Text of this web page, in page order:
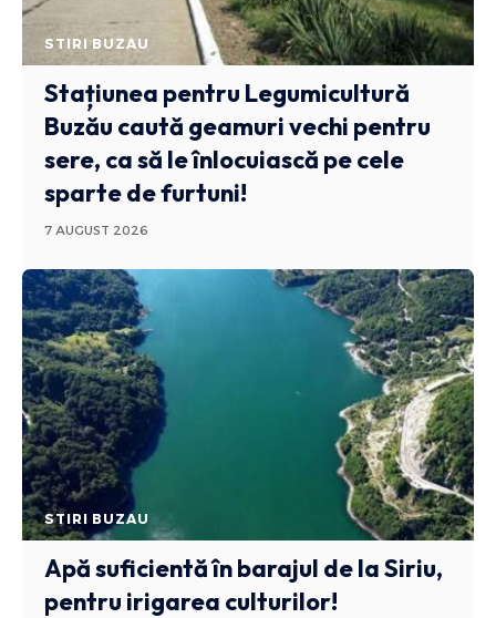
STIRI BUZAU
Stațiunea pentru Legumicultură
Buzău caută geamuri vechi pentru
sere, ca să le înlocuiască pe cele
sparte de furtuni!
7 AUGUST 2026
STIRI BUZAU
Apă suficientă în barajul de la Siriu,
pentru irigarea culturilor!